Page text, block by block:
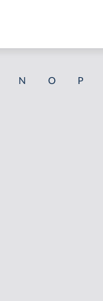
N O P